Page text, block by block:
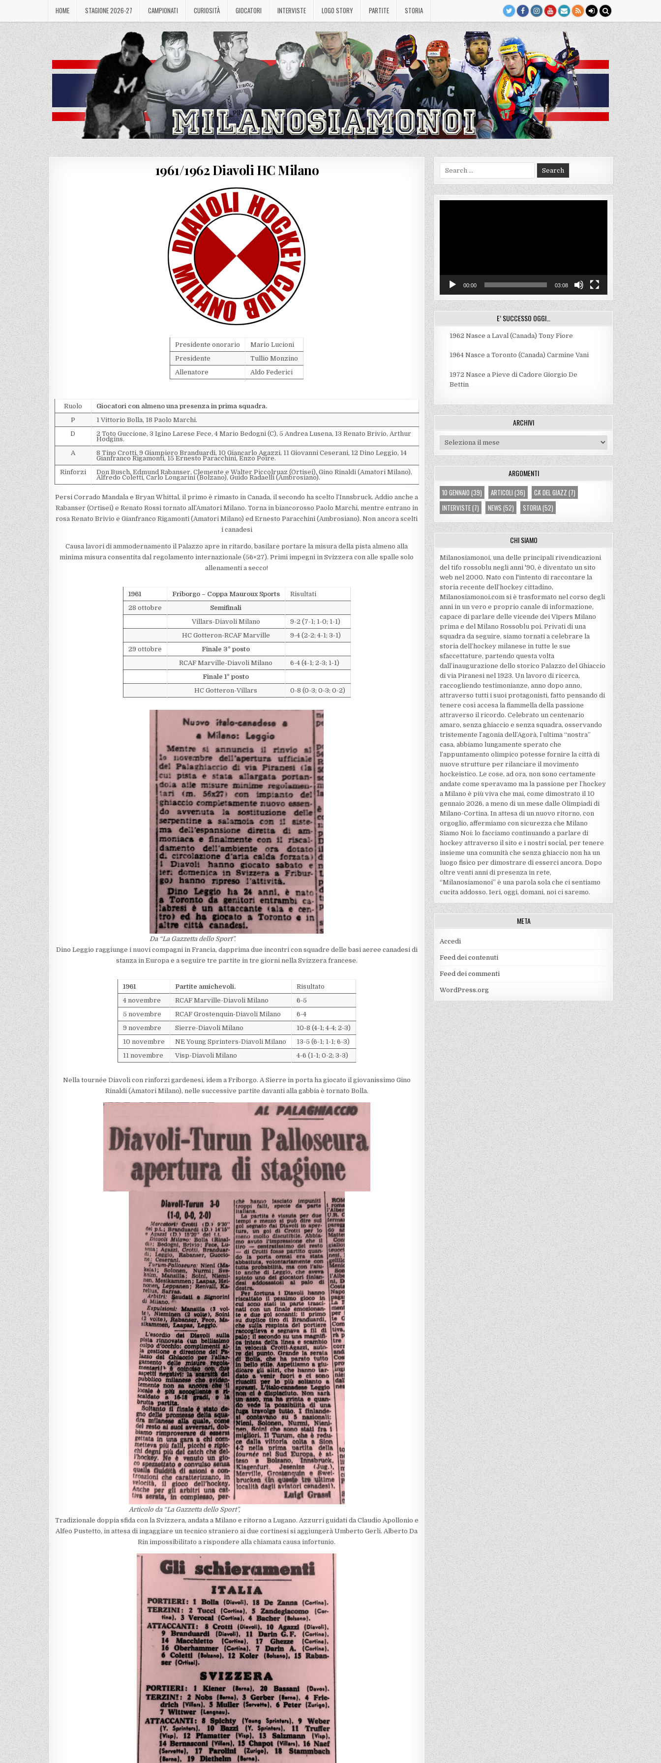
content
HOME STAGIONE 2026-27 CAMPIONATI CURIOSITÀ GIOCATORI INTERVISTE LOGO STORY PARTITE STORIA
1961/1962 Diavoli HC Milano
Presidente onorario
Mario Lucioni
Presidente
Tullio Monzino
Allenatore
Aldo Federici
Ruolo
Giocatori con almeno una presenza in prima squadra.
P
1 Vittorio Bolla, 18 Paolo Marchi.
D
2 Toto Guccione, 3 Igino Larese Fece, 4 Mario Bedogni (C), 5 Andrea Lusena, 13 Renato Brivio, Arthur
Hodgins.
A
8 Tino Crotti, 9 Giampiero Branduardi, 10 Giancarlo Agazzi, 11 Giovanni Ceserani, 12 Dino Leggio, 14
Gianfranco Rigamonti, 15 Ernesto Paracchini, Enzo Poire.
Rinforzi
Don Busch, Edmund Rabanser, Clemente e Walter Piccolruaz (Ortisei), Gino Rinaldi (Amatori Milano),
Alfredo Coletti, Carlo Longarini (Bolzano), Guido Radaelli (Ambrosiano).
Persi Corrado Mandala e Bryan Whittal, il primo è rimasto in Canada, il secondo ha scelto l’Innsbruck. Addio anche a
Rabanser (Ortisei) e Renato Rossi tornato all’Amatori Milano. Torna in biancorosso Paolo Marchi, mentre entrano in
rosa Renato Brivio e Gianfranco Rigamonti (Amatori Milano) ed Ernesto Paracchini (Ambrosiano). Non ancora scelti
i canadesi
Causa lavori di ammodernamento il Palazzo apre in ritardo, basilare portare la misura della pista almeno alla
minima misura consentita dal regolamento internazionale (56×27). Primi impegni in Svizzera con alle spalle solo
allenamenti a secco!
1961 Friborgo – Coppa Mauroux Sports
Risultati
28 ottobre
Semifinali
Villars-Diavoli Milano
9-2 (7-1; 1-0; 1-1)
HC Gotteron-RCAF Marville
9-4 (2-2; 4-1; 3-1)
29 ottobre
Finale 3° posto
RCAF Marville-Diavoli Milano
6-4 (4-1; 2-3; 1-1)
Finale 1° posto
HC Gotteron-Villars
0-8 (0-3; 0-3; 0-2)
Da “La Gazzetta dello Sport”.
Dino Leggio raggiunge i nuovi compagni in Francia, dapprima due incontri con squadre delle basi aeree canadesi di
stanza in Europa e a seguire tre partite in tre giorni nella Svizzera francese.
1961 Partite amichevoli.
Risultato
4 novembre
RCAF Marville-Diavoli Milano
6-5
5 novembre
RCAF Grostenquin-Diavoli Milano
6-4
9 novembre
Sierre-Diavoli Milano
10-8 (4-1; 4-4; 2-3)
10 novembre
NE Young Sprinters-Diavoli Milano
13-5 (6-1; 1-1; 6-3)
11 novembre
Visp-Diavoli Milano 4-6 (1-1; 0-2; 3-3)
Nella tournée Diavoli con rinforzi gardenesi, idem a Friborgo. A Sierre in porta ha giocato il giovanissimo Gino
Rinaldi (Amatori Milano), nelle successive partite davanti alla gabbia è tornato Bolla.
Articolo da “La Gazzetta dello Sport”,
Tradizionale doppia sfida con la Svizzera, andata a Milano e ritorno a Lugano. Azzurri guidati da Claudio Apollonio e
Alfeo Pustetto, in attesa di ingaggiare un tecnico straniero ai due cortinesi si aggiungerà Umberto Gerli. Alberto Da
Rin impossibilitato a rispondere alla chiamata causa infortunio.
Search
for:
00:00 03:08
E’ SUCCESSO OGGI…
1962 Nasce a Laval (Canada) Tony Fiore
1964 Nasce a Toronto (Canada) Carmine Vani
1972 Nasce a Pieve di Cadore Giorgio De
Bettin
ARCHIVI
Archivi
ARGOMENTI
10 GENNAIO (39) ARTICOLI (36) CA' DEL GIAZZ (7)
INTERVISTE(7) NEWS (52) STORIA(52)
CHI SIAMO
Milanosiamonoi, una delle principali rivendicazioni
del tifo rossoblu negli anni '90, è diventato un sito
web nel 2000. Nato con l'intento di raccontare la
storia recente dell’hockey cittadino,
Milanosiamonoi.com si è trasformato nel corso degli
anni in un vero e proprio canale di informazione,
capace di parlare delle vicende dei Vipers Milano
prima e del Milano Rossoblu poi. Privati di una
squadra da seguire, siamo tornati a celebrare la
storia dell’hockey milanese in tutte le sue
sfaccettature, partendo questa volta
dall’inaugurazione dello storico Palazzo del Ghiaccio
di via Piranesi nel 1923. Un lavoro di ricerca,
raccogliendo testimonianze, anno dopo anno,
attraverso tutti i suoi protagonisti, fatto pensando di
tenere così accesa la fiammella della passione
attraverso il ricordo. Celebrato un centenario
amaro, senza ghiaccio e senza squadra, osservando
tristemente l’agonia dell’Agorà, l’ultima “nostra”
casa, abbiamo lungamente sperato che
l’appuntamento olimpico potesse fornire la città di
nuove strutture per rilanciare il movimento
hockeistico. Le cose, ad ora, non sono certamente
andate come speravamo ma la passione per l’hockey
a Milano è più viva che mai, come dimostrato il 10
gennaio 2026, a meno di un mese dalle Olimpiadi di
Milano-Cortina. In attesa di un nuovo ritorno, con
orgoglio, affermiamo con sicurezza che Milano
Siamo Noi: lo facciamo continuando a parlare di
hockey attraverso il sito e i nostri social, per tenere
insieme una comunità che senza ghiaccio non ha un
luogo fisico per dimostrare di esserci ancora. Dopo
oltre venti anni di presenza in rete,
“Milanosiamonoi” è una parola sola che ci sentiamo
cucita addosso. Ieri, oggi, domani, noi ci saremo.
META
Accedi
Feed dei contenuti
Feed dei commenti
WordPress.org